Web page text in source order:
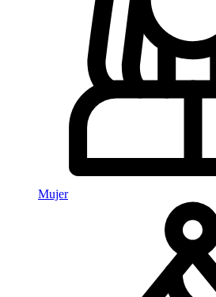
Mujer